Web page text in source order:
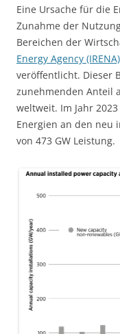
Eine Ursache für die
Zunahme der
Bereichen der
Energy Agency (IRENA)
veröffentlicht. Dieser
zunehmenden Anteil
weltweit. Im Jahr
Energien an den neu
von 473 GW Leistung.